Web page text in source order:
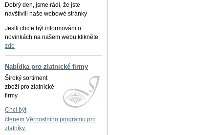
Dobrý den, jsme rádi, že jste
navštívili naše webowé stránky
Jestli chcte být informováni o
novinkách na našem webu klikněte
zde
Nabídka pro zlatnické firmy
Široký sortiment
zboží pro zlatnické
firmy
Chci být
členem Věrnostního programu pro
zlatníky.